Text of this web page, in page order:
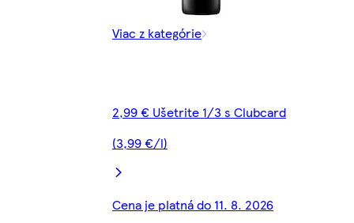
Viac z kategórie
2,99 € Ušetrite 1/3 s Clubcard
(3,99 €/l)
Cena je platná do 11. 8. 2026